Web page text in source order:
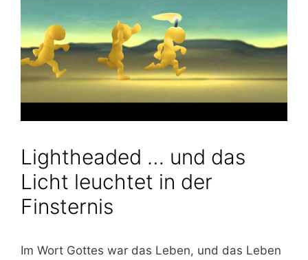
Lightheaded … und das
Licht leuchtet in der
Finsternis
Im Wort Got­tes war das Leben, und das Leben